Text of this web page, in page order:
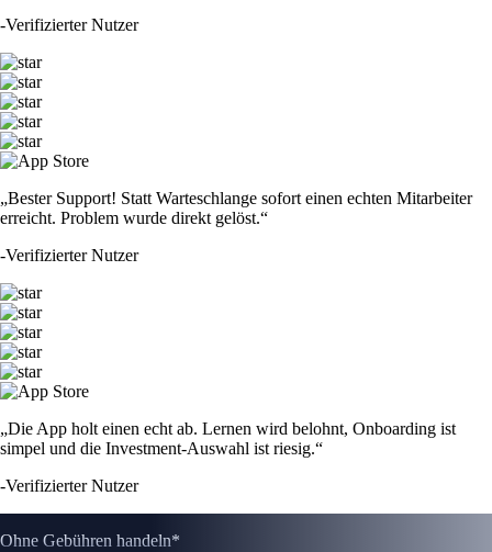
-Verifizierter Nutzer
„Bester Support! Statt Warteschlange sofort einen echten Mitarbeiter
erreicht. Problem wurde direkt gelöst.“
-Verifizierter Nutzer
„Die App holt einen echt ab. Lernen wird belohnt, Onboarding ist
simpel und die Investment-Auswahl ist riesig.“
-Verifizierter Nutzer
Ohne Gebühren handeln*